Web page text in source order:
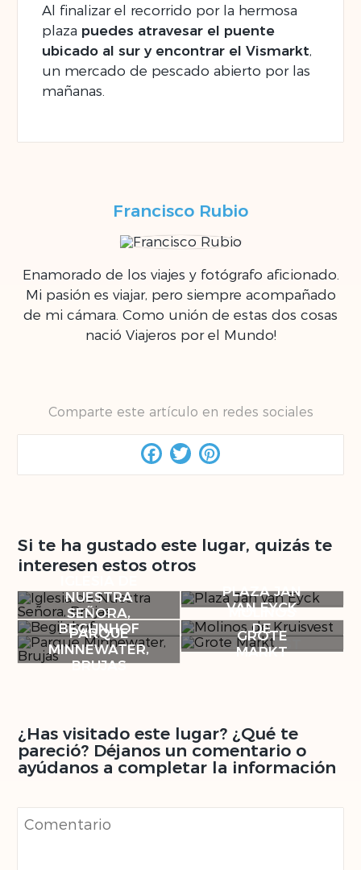
Al finalizar el recorrido por la hermosa
plaza puedes atravesar el puente
ubicado al sur y encontrar el Vismarkt,
un mercado de pescado abierto por las
mañanas.
Francisco Rubio
Enamorado de los viajes y fotógrafo aficionado.
Mi pasión es viajar, pero siempre acompañado
de mi cámara. Como unión de estas dos cosas
nació Viajeros por el Mundo!
Comparte este artículo en redes sociales
Facebook
Twitter
Si te ha gustado este lugar, quizás te
interesen estos otros
NUESTRA
SEÑORA,
BRUJAS
PLAZA JAN
VAN EYCK
BEGIJNHOF
MOLINOS
DE
KRUISVEST
PARQUE
MINNEWATER,
BRUJAS
GROTE
MARKT
¿Has visitado este lugar? ¿Qué te
pareció? Déjanos un comentario o
ayúdanos a completar la información